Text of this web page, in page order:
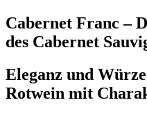
Cabernet Franc –
des Cabernet
Eleganz und
Rotwein mit